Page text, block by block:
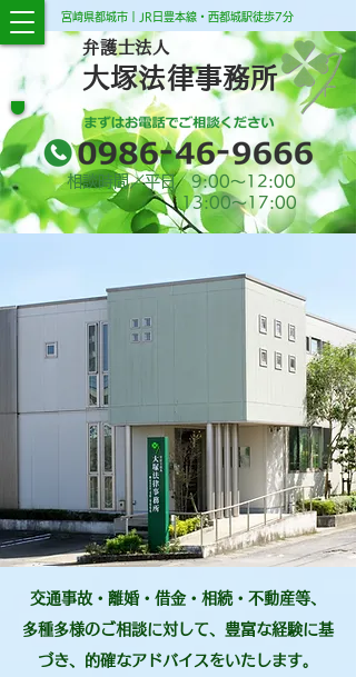
宮崎県都城市｜JR日豊本線・西都城駅徒歩7分
弁護士法人
大塚法律事務所
相談時間／平日 9:00​～12:00
13:00​～17:00
交通事故・離婚・借金・相続・不動産等、
多種多様のご相談に対して、豊富な経験に基
づき、的確なアドバイスをいたします。